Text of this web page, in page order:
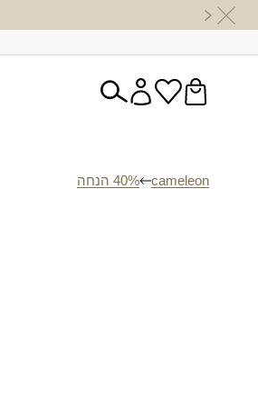
cameleon
40% הנחה